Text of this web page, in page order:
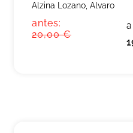
Alzina Lozano, Alvaro
antes:
20,00 €